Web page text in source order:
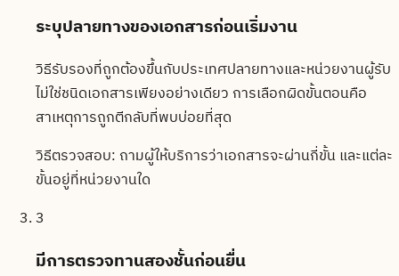
ระบุปลายทางของเอกสารก่อนเริ่มงาน
วิธีรับรองที่ถูกต้องขึ้นกับประเทศปลายทางและหน่วยงานผู้รับ
ไม่ใช่ชนิดเอกสารเพียงอย่างเดียว การเลือกผิดขั้นตอนคือ
สาเหตุการถูกตีกลับที่พบบ่อยที่สุด
วิธีตรวจสอบ: ถามผู้ให้บริการว่าเอกสารจะผ่านกี่ขั้น และแต่ละ
ขั้นอยู่ที่หน่วยงานใด
3
มีการตรวจทานสองชั้นก่อนยื่น